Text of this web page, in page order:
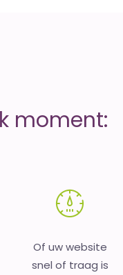
moment:
Of uw website
snel of traag is